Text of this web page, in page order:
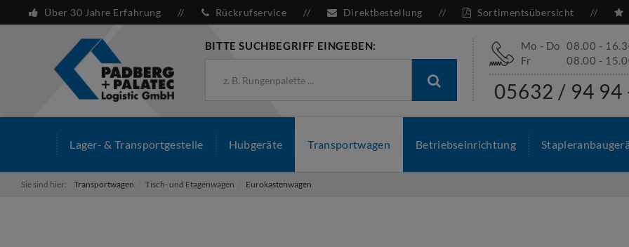
Über 30 Jahre Erfahrung Rückrufservice Direktbestellung Sortimentsübersicht
BITTE SUCHBEGRIFF EINGEBEN: Mo - Do 08.00 -
Fr
08.00 -
05632 / 94 94
Lager- & Transportgestelle Hubgeräte Transportwagen Betriebseinrichtung
Sie sind hier: Transportwagen Tisch- und Etagenwagen Eurokastenwagen